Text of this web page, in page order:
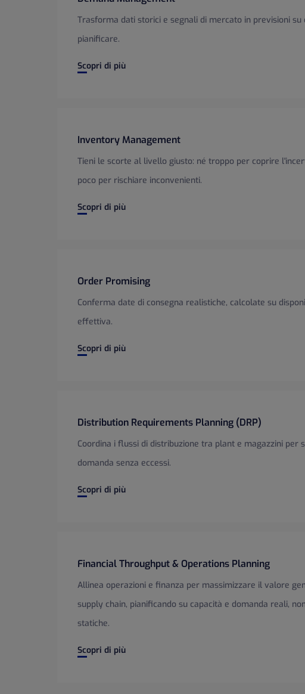
Trasforma dati storici e segnali di mercato in previsioni su
pianificare.
Scopri di più
Demand Management
Inventory Management
Tieni le scorte al livello giusto: né troppo per coprire
poco per rischiare inconvenienti.
Scopri di più
Inventory Management
Order Promising
Conferma date di consegna realistiche, calcolate su
effettiva.
Scopri di più
Order Promising
Distribution Requirements Planning (DRP)
Coordina i flussi di distribuzione tra plant e magazzini per
domanda senza eccessi.
Scopri di più
Distribution Requirements Planning (DRP)
Financial Throughput & Operations Planning
Allinea operazioni e finanza per massimizzare il valore
supply chain, pianificando su capacità e domanda reali,
statiche.
Scopri di più
Financial Throughput & Operations Planning